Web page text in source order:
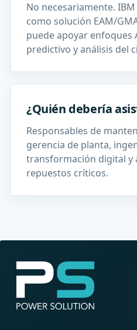
No necesariamente.
como solución EAM/
puede apoyar enfoques
predictivo y análisis del
¿Quién debería
Responsables de
gerencia de planta,
transformación digital y
repuestos críticos.